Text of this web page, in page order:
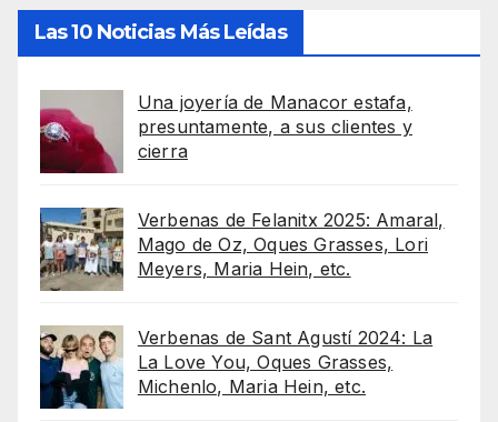
Las 10 Noticias Más Leídas
Una joyería de Manacor estafa,
presuntamente, a sus clientes y
cierra
Verbenas de Felanitx 2025: Amaral,
Mago de Oz, Oques Grasses, Lori
Meyers, Maria Hein, etc.
Verbenas de Sant Agustí 2024: La
La Love You, Oques Grasses,
Michenlo, Maria Hein, etc.